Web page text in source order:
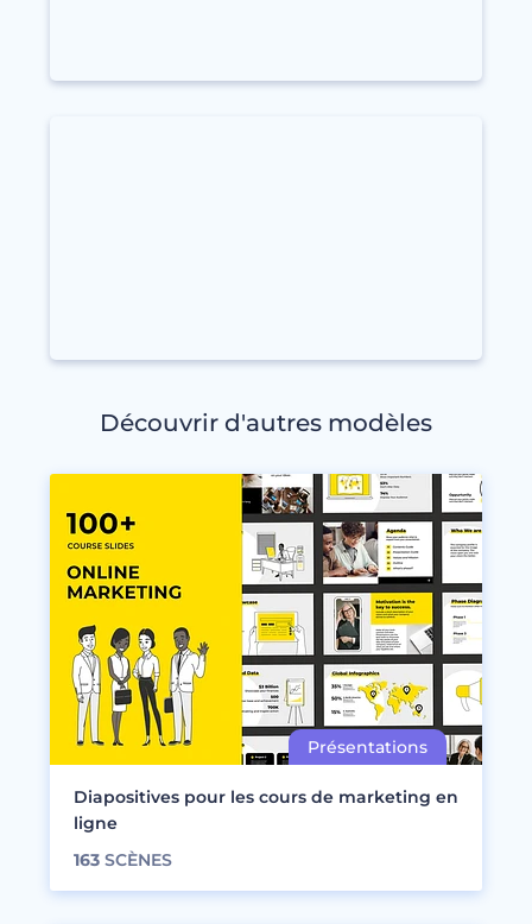
Découvrir d'autres modèles
Diapositives pour les cours de marketing en
ligne
163 SCÈNES